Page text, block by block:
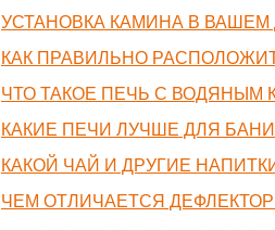
УСТАНОВКА КАМИНА В
КАК ПРАВИЛЬНО
ЧТО ТАКОЕ ПЕЧЬ С ВОДЯНЫМ
КАКИЕ ПЕЧИ ЛУЧШЕ ДЛЯ
КАКОЙ ЧАЙ И ДРУГИЕ
ЧЕМ ОТЛИЧАЕТСЯ